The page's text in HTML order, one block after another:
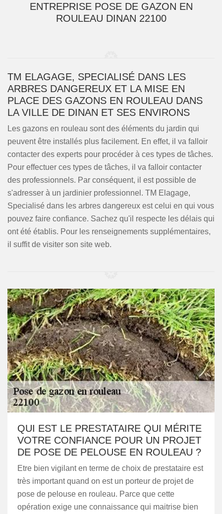
ENTREPRISE POSE DE GAZON EN
ROULEAU DINAN 22100
TM ELAGAGE, SPECIALISÉ DANS LES
ARBRES DANGEREUX ET LA MISE EN
PLACE DES GAZONS EN ROULEAU DANS
LA VILLE DE DINAN ET SES ENVIRONS
Les gazons en rouleau sont des éléments du jardin qui
peuvent être installés plus facilement. En effet, il va falloir
contacter des experts pour procéder à ces types de tâches.
Pour effectuer ces types de tâches, il va falloir contacter
des professionnels. Par conséquent, il est possible de
s'adresser à un jardinier professionnel. TM Elagage,
Specialisé dans les arbres dangereux est celui en qui vous
pouvez faire confiance. Sachez qu'il respecte les délais qui
ont été établis. Pour les renseignements supplémentaires,
il suffit de visiter son site web.
QUI EST LE PRESTATAIRE QUI MÉRITE
VOTRE CONFIANCE POUR UN PROJET
DE POSE DE PELOUSE EN ROULEAU ?
Etre bien vigilant en terme de choix de prestataire est
très important quand on est un porteur de projet de
pose de pelouse en rouleau. Parce que cette
opération exige une connaissance qui maitrise bien